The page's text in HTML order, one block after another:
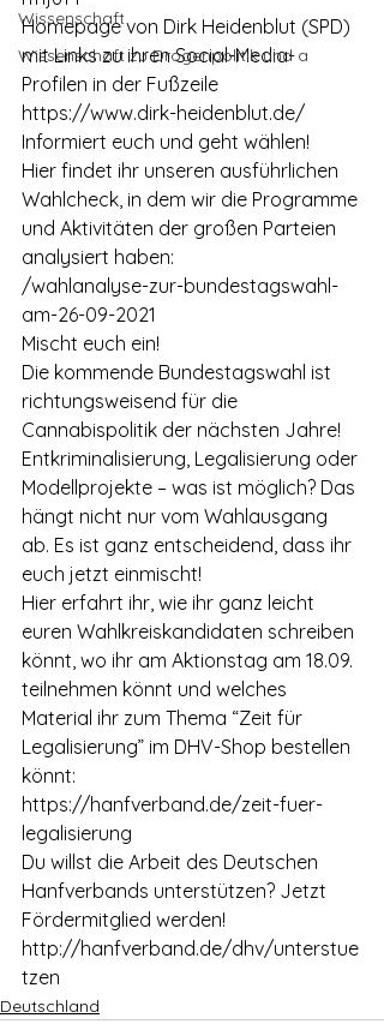
Wissenschaft
Wissenschaft zu Drogenpolitik und a
Homepage von Dirk Heidenblut (SPD)
mit Links zu ihren Social-Media-
Profilen in der Fußzeile
https://www.dirk-heidenblut.de/
Informiert euch und geht wählen!
Hier findet ihr unseren ausführlichen
Wahlcheck, in dem wir die Programme
und Aktivitäten der großen Parteien
analysiert haben:
/wahlanalyse-zur-bundestagswahl-
am-26-09-2021
Mischt euch ein!
Die kommende Bundestagswahl ist
richtungsweisend für die
Cannabispolitik der nächsten Jahre!
Entkriminalisierung, Legalisierung oder
Modellprojekte – was ist möglich? Das
hängt nicht nur vom Wahlausgang
ab. Es ist ganz entscheidend, dass ihr
euch jetzt einmischt!
Hier erfahrt ihr, wie ihr ganz leicht
euren Wahlkreiskandidaten schreiben
könnt, wo ihr am Aktionstag am 18.09.
teilnehmen könnt und welches
Material ihr zum Thema “Zeit für
Legalisierung” im DHV-Shop bestellen
könnt:
https://hanfverband.de/zeit-fuer-
legalisierung
Du willst die Arbeit des Deutschen
Hanfverbands unterstützen? Jetzt
Fördermitglied werden!
http://hanfverband.de/dhv/unterstue
tzen
Deutschland